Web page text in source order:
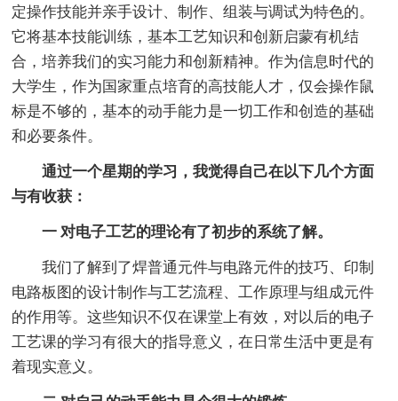
定操作技能并亲手设计、制作、组装与调试为特色的。
它将基本技能训练，基本工艺知识和创新启蒙有机结
合，培养我们的实习能力和创新精神。作为信息时代的
大学生，作为国家重点培育的高技能人才，仅会操作鼠
标是不够的，基本的动手能力是一切工作和创造的基础
和必要条件。
通过一个星期的学习，我觉得自己在以下几个方面
与有收获：
一 对电子工艺的理论有了初步的系统了解。
我们了解到了焊普通元件与电路元件的技巧、印制
电路板图的设计制作与工艺流程、工作原理与组成元件
的作用等。这些知识不仅在课堂上有效，对以后的电子
工艺课的学习有很大的指导意义，在日常生活中更是有
着现实意义。